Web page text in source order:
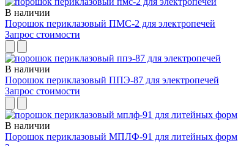
В наличии
Порошок периклазовый ПМС-2 для электропечей
Запрос стоимости
В наличии
Порошок периклазовый ППЭ-87 для электропечей
Запрос стоимости
В наличии
Порошок периклазовый МПЛФ-91 для литейных форм